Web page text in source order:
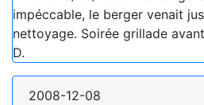
impéccable, le berger venait
nettoyage. Soirée grillade
D.
2008-12-08